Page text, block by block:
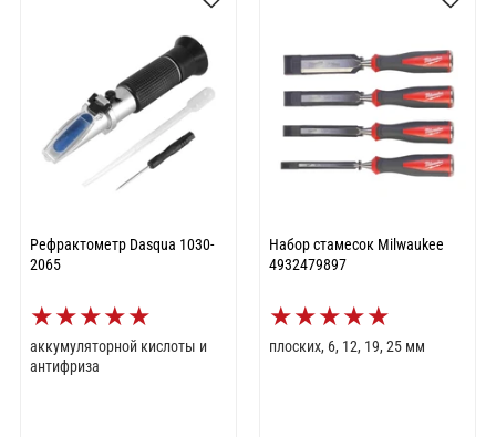
Рефрактометр Dasqua 1030-
2065
★★★★★
аккумуляторной кислоты и
антифриза
Набор стамесок Milwaukee
4932479897
★★★★★
плоских, 6, 12, 19, 25 мм